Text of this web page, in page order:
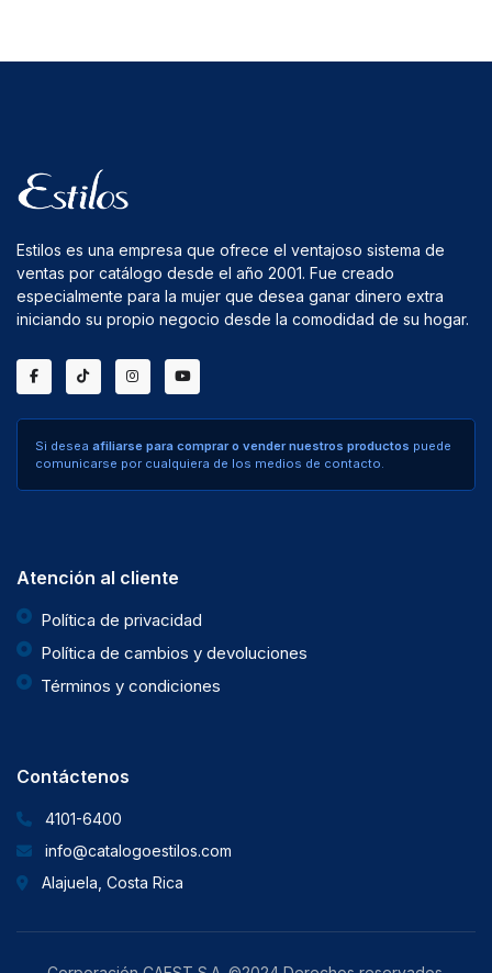
Estilos es una empresa que ofrece el ventajoso sistema de
ventas por catálogo desde el año 2001. Fue creado
especialmente para la mujer que desea ganar dinero extra
iniciando su propio negocio desde la comodidad de su hogar.
Si desea afiliarse para comprar o vender nuestros productos puede
comunicarse por cualquiera de los medios de contacto.
Atención al cliente
Política de privacidad
Política de cambios y devoluciones
Términos y condiciones
Contáctenos
4101-6400
info@catalogoestilos.com
Alajuela, Costa Rica